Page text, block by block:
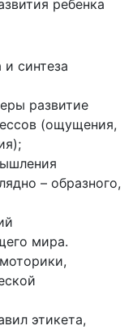
ребенка
и синтеза
развитие
(ощущения,
– образного,
мира.
этикета,